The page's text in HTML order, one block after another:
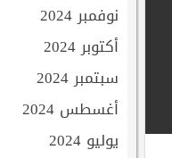
نوفمبر 2024
أكتوبر 2024
سبتمبر 2024
أغسطس 2024
يوليو 2024